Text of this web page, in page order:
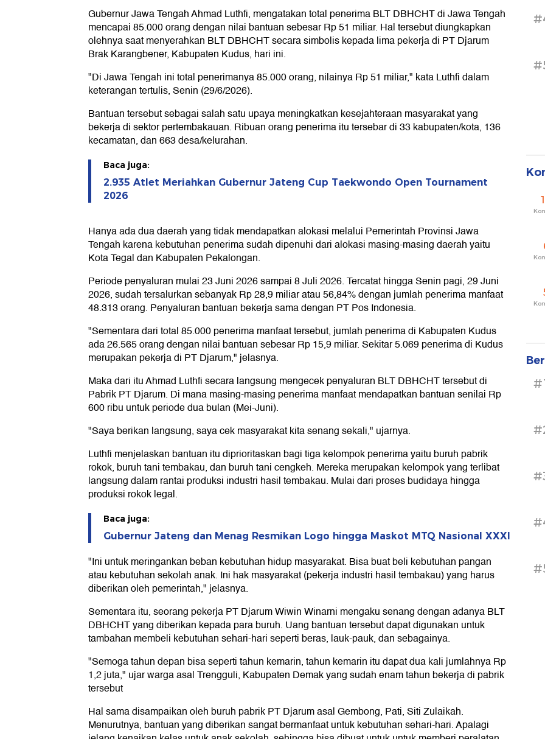
Gubernur Jawa Tengah Ahmad Luthfi, mengatakan total penerima BLT DBHCHT di Jawa Tengah
mencapai 85.000 orang dengan nilai bantuan sebesar Rp 51 miliar. Hal tersebut diungkapkan
olehnya saat menyerahkan BLT DBHCHT secara simbolis kepada lima pekerja di PT Djarum
Brak Karangbener, Kabupaten Kudus, hari ini.
"Di Jawa Tengah ini total penerimanya 85.000 orang, nilainya Rp 51 miliar," kata Luthfi dalam
keterangan tertulis, Senin (29/6/2026).
Bantuan tersebut sebagai salah satu upaya meningkatkan kesejahteraan masyarakat yang
bekerja di sektor pertembakauan. Ribuan orang penerima itu tersebar di 33 kabupaten/kota, 136
kecamatan, dan 663 desa/kelurahan.
Baca juga:
2.935 Atlet Meriahkan Gubernur Jateng Cup Taekwondo Open Tournament
2026
Hanya ada dua daerah yang tidak mendapatkan alokasi melalui Pemerintah Provinsi Jawa
Tengah karena kebutuhan penerima sudah dipenuhi dari alokasi masing-masing daerah yaitu
Kota Tegal dan Kabupaten Pekalongan.
Periode penyaluran mulai 23 Juni 2026 sampai 8 Juli 2026. Tercatat hingga Senin pagi, 29 Juni
2026, sudah tersalurkan sebanyak Rp 28,9 miliar atau 56,84% dengan jumlah penerima manfaat
48.313 orang. Penyaluran bantuan bekerja sama dengan PT Pos Indonesia.
"Sementara dari total 85.000 penerima manfaat tersebut, jumlah penerima di Kabupaten Kudus
ada 26.565 orang dengan nilai bantuan sebesar Rp 15,9 miliar. Sekitar 5.069 penerima di Kudus
merupakan pekerja di PT Djarum," jelasnya.
Maka dari itu Ahmad Luthfi secara langsung mengecek penyaluran BLT DBHCHT tersebut di
Pabrik PT Djarum. Di mana masing-masing penerima manfaat mendapatkan bantuan senilai Rp
600 ribu untuk periode dua bulan (Mei-Juni).
"Saya berikan langsung, saya cek masyarakat kita senang sekali," ujarnya.
Luthfi menjelaskan bantuan itu diprioritaskan bagi tiga kelompok penerima yaitu buruh pabrik
rokok, buruh tani tembakau, dan buruh tani cengkeh. Mereka merupakan kelompok yang terlibat
langsung dalam rantai produksi industri hasil tembakau. Mulai dari proses budidaya hingga
produksi rokok legal.
Baca juga:
Gubernur Jateng dan Menag Resmikan Logo hingga Maskot MTQ Nasional XXXI
"Ini untuk meringankan beban kebutuhan hidup masyarakat. Bisa buat beli kebutuhan pangan
atau kebutuhan sekolah anak. Ini hak masyarakat (pekerja industri hasil tembakau) yang harus
diberikan oleh pemerintah," jelasnya.
Sementara itu, seorang pekerja PT Djarum Wiwin Winarni mengaku senang dengan adanya BLT
DBHCHT yang diberikan kepada para buruh. Uang bantuan tersebut dapat digunakan untuk
tambahan membeli kebutuhan sehari-hari seperti beras, lauk-pauk, dan sebagainya.
"Semoga tahun depan bisa seperti tahun kemarin, tahun kemarin itu dapat dua kali jumlahnya Rp
1,2 juta," ujar warga asal Trengguli, Kabupaten Demak yang sudah enam tahun bekerja di pabrik
tersebut
Hal sama disampaikan oleh buruh pabrik PT Djarum asal Gembong, Pati, Siti Zulaikah.
Menurutnya, bantuan yang diberikan sangat bermanfaat untuk kebutuhan sehari-hari. Apalagi